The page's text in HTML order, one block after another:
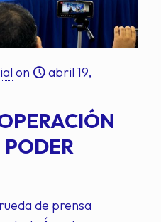
on
abril 19,
de prensa